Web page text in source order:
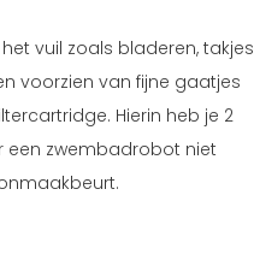
vuil zoals bladeren, takjes
voorzien van fijne gaatjes
Hierin heb je 2
een zwembadrobot niet